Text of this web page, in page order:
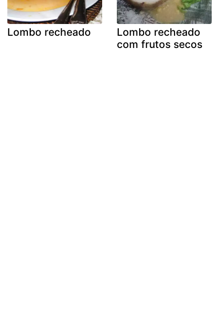
Lombo recheado
Lombo recheado
com frutos secos